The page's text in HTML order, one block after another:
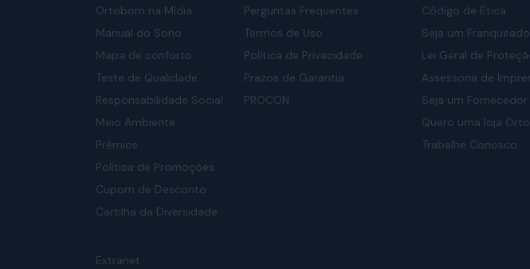
Ortobom na Mídia
Manual do Sono
Mapa de conforto
Teste de Qualidade
Responsabilidade Social
Meio Ambiente
Prêmios
Política de Promoções
Cupom de Desconto
Cartilha da Diversidade
Extranet
Perguntas Frequentes
Termos de Uso
Política de Privacidade
Prazos de Garantia
PROCON
Código de Ética
Seja um Franqueado
Lei Geral de
Assessoria de
Seja um
Quero uma loja
Trabalhe Conosco